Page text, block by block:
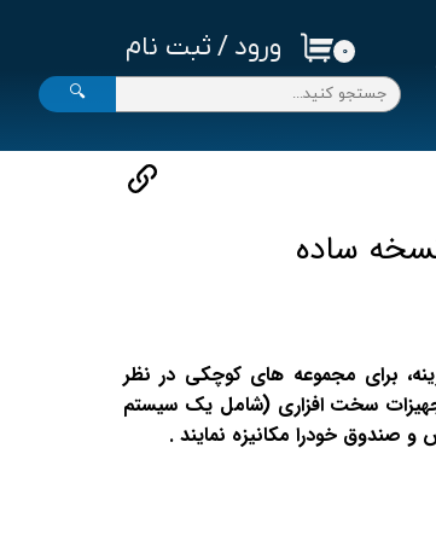
ورود / ثبت نام ۰
🔍
ساده
برای مجموعه های کوچکی در نظر
سخت افزاری (شامل یک سیستم
صندوق خودرا مکانیزه نمایند .